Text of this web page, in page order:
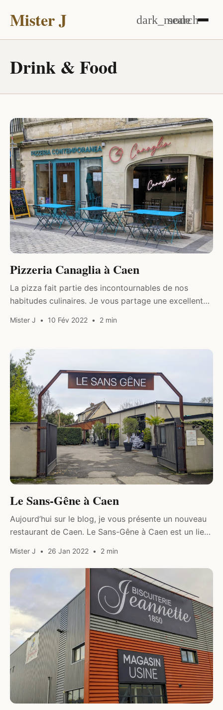
Mister J dark_mode
search
Drink & Food
DRINK & FOOD
Pizzeria Canaglia à Caen
La pizza fait partie des incontournables de nos
habitudes culinaires. Je vous partage une excellente
Mister J 10 Fév 2022 2 min
DRINK & FOOD
Le Sans-Gêne à Caen
Aujourd’hui sur le blog, je vous présente un nouveau
restaurant de Caen. Le Sans-Gêne à Caen est un lieu
Mister J 26 Jan 2022 2 min